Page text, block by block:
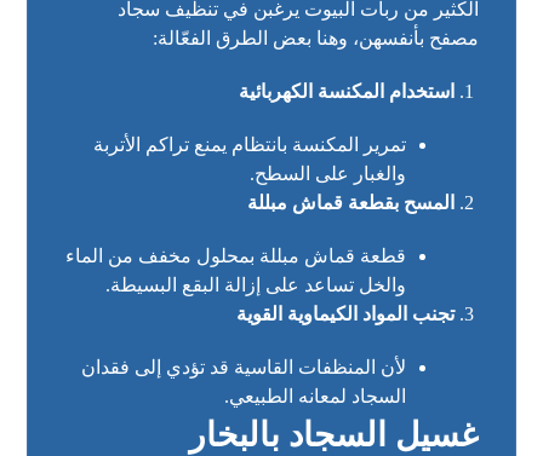
الكثير من ربات البيوت يرغبن في تنظيف سجاد
مصفح بأنفسهن، وهنا بعض الطرق الفعّالة:
استخدام المكنسة الكهربائية
تمرير المكنسة بانتظام يمنع تراكم الأتربة
والغبار على السطح.
المسح بقطعة قماش مبللة
قطعة قماش مبللة بمحلول مخفف من الماء
والخل تساعد على إزالة البقع البسيطة.
تجنب المواد الكيماوية القوية
لأن المنظفات القاسية قد تؤدي إلى فقدان
السجاد لمعانه الطبيعي.
غسيل السجاد بالبخار